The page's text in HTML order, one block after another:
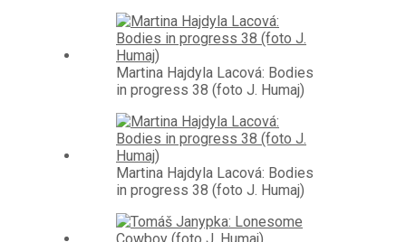
Martina Hajdyla Lacová: Bodies
in progress 38 (foto J. Humaj)
Martina Hajdyla Lacová: Bodies
in progress 38 (foto J. Humaj)